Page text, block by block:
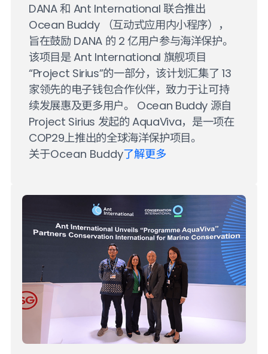
DANA 和 Ant International 联合推出
Ocean Buddy （互动式应用内小程序），
旨在鼓励 DANA 的 2 亿用户参与海洋保护。
该项目是 Ant International 旗舰项目
“Project Sirius”的一部分，该计划汇集了 13
家领先的电子钱包合作伙伴，致力于让可持
续发展惠及更多用户。 Ocean Buddy 源自
Project Sirius 发起的 AquaViva，是一项在
COP29上推出的全球海洋保护项目。
关于Ocean Buddy了解更多